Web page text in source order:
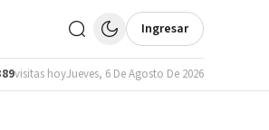
Ingresar
suma un circuito de puntos ecológicos
visitas hoyJueves, 6 De Agosto De 2026